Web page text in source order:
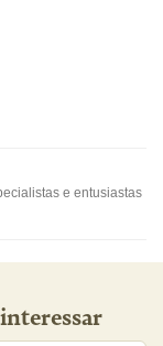
e entusiastas